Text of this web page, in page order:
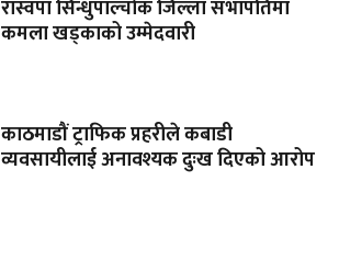
रास्वपा सिन्धुपाल्चोक जिल्ला सभापतिमा
कमला खड्काको उम्मेदवारी
काठमाडौं ट्राफिक प्रहरीले कबाडी
व्यवसायीलाई अनावश्यक दुःख दिएको आरोप